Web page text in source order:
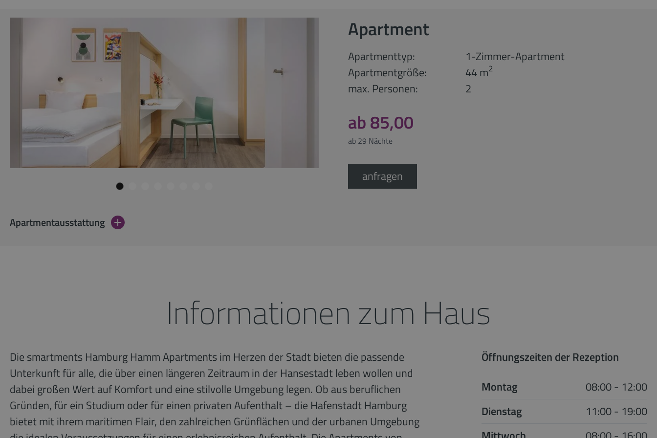
Apartment
Apartmenttyp:
1-Zimmer-Apartment
Apartmentgröße:
44 m2
max. Personen: 2
ab 85,00
ab 29 Nächte
anfragen
Apartmentausstattung
Informationen zum Haus
Die smartments Hamburg Hamm Apartments im Herzen der Stadt bieten die passende
Unterkunft für alle, die über einen längeren Zeitraum in der Hansestadt leben wollen und
dabei großen Wert auf Komfort und eine stilvolle Umgebung legen. Ob aus beruflichen
Gründen, für ein Studium oder für einen privaten Aufenthalt – die Hafenstadt Hamburg
bietet mit ihrem maritimen Flair, den zahlreichen Grünflächen und der urbanen Umgebung
Öffnungszeiten der Rezeption
Montag
08:00 - 12:00
Dienstag
11:00 - 19:00